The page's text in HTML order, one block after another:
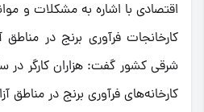
اقتصادى با اشاره به مشکلات و
کارخانجات فرآوری برنج در
شرقی کشور گفت: هزاران کارگر در
کارخانه‌های فرآوری برنج در مناطق